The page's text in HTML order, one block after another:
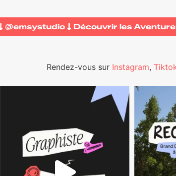
@emsystudio Découvrir les
Rendez-vous sur Instagram,